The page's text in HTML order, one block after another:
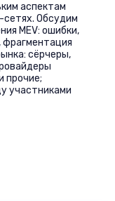
аспектам
сетях. Обсудим
MEV: ошибки,
сёрчеры,
прочие;
участниками